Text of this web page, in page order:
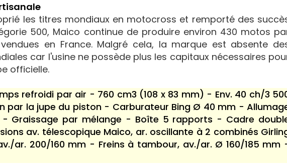
les titres mondiaux en motocross et remporté des
500, Maico continue de produire environ 430 motos
en France. Malgré cela, la marque est absente
car l'usine ne possède plus les capitaux nécessaires
officielle.
refroidi par air - 760 cm3 (108 x 83 mm) - Env. 40 ch/3
par la jupe du piston - Carburateur Bing Ø 40 mm -
- Graissage par mélange - Boîte 5 rapports - Cadre
av. télescopique Maico, ar. oscillante à 2 combinés
ar. 200/160 mm - Freins à tambour, av./ar. Ø 160/185 mm